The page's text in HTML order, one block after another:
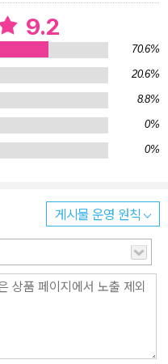
9.2
70.6%
20.6%
8.8%
0%
0%
게시물 운영 원칙